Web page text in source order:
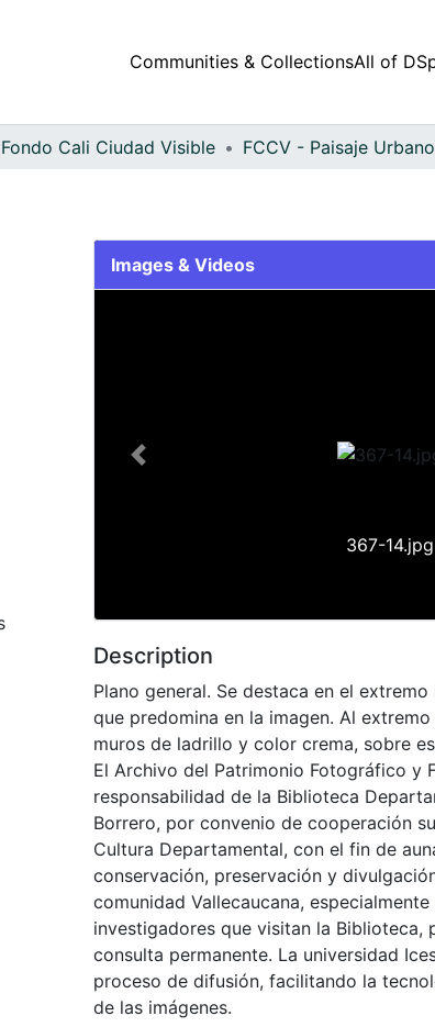
Communities & CollectionsAll of
Fondo Cali Ciudad Visible
Images & Videos
367-14.jpg
Previous
Description
Plano general. Se destaca en el
que predomina en la imagen. Al
muros de ladrillo y color crema, sobre
El Archivo del Patrimonio Fotográfico y
responsabilidad de la Biblioteca
Borrero, por convenio de cooperación
Cultura Departamental, con el fin de
conservación, preservación y
comunidad Vallecaucana,
investigadores que visitan la Biblioteca,
consulta permanente. La universidad
proceso de difusión, facilitando la
de las imágenes.